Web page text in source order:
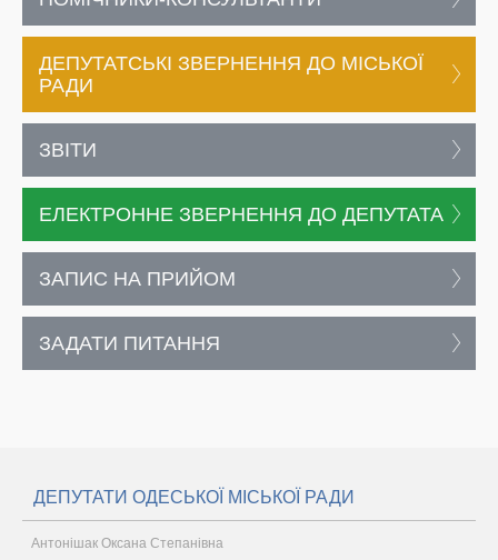
ДЕПУТАТСЬКІ ЗВЕРНЕННЯ ДО МІСЬКОЇ
РАДИ
ЗВІТИ
ЕЛЕКТРОННЕ ЗВЕРНЕННЯ ДО ДЕПУТАТА
ЗАПИС НА ПРИЙОМ
ЗАДАТИ ПИТАННЯ
ДЕПУТАТИ ОДЕСЬКОЇ МІСЬКОЇ РАДИ
Антонішак Оксана Степанівна